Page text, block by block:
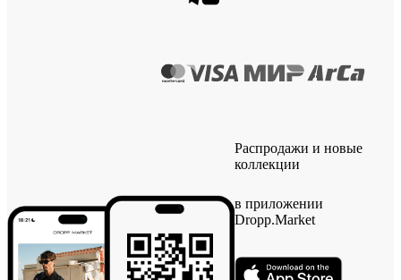
Распродажи и новые
коллекции
в приложении
Dropp.Market